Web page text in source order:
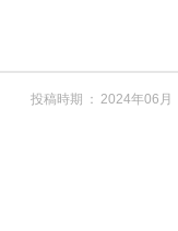
投稿時期 2024年06月